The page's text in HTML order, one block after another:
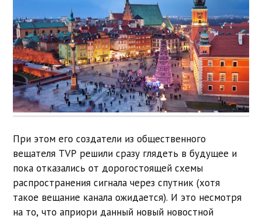
При этом его создатели из общественного
вещателя TVP решили сразу глядеть в будущее и
пока отказались от дорогостоящей схемы
распространения сигнала через спутник (хотя
такое вещание канала ожидается). И это несмотря
на то, что априори данный новый новостной